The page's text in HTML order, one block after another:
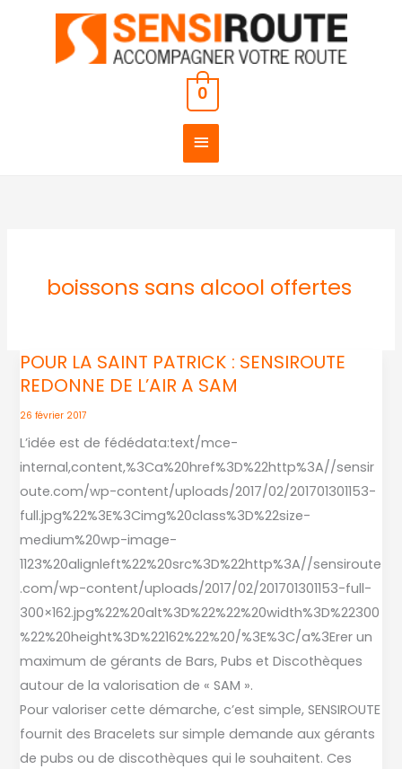
MENU
PRINCIPAL
0
boissons sans alcool offertes
POUR LA SAINT PATRICK : SENSIROUTE
REDONNE DE L’AIR A SAM
26 février 2017
L’idée est de fédédata:text/mce-
internal,content,%3Ca%20href%3D%22http%3A//sensir
oute.com/wp-content/uploads/2017/02/201701301153-
full.jpg%22%3E%3Cimg%20class%3D%22size-
medium%20wp-image-
1123%20alignleft%22%20src%3D%22http%3A//sensiroute
.com/wp-content/uploads/2017/02/201701301153-full-
300×162.jpg%22%20alt%3D%22%22%20width%3D%22300
%22%20height%3D%22162%22%20/%3E%3C/a%3Erer un
maximum de gérants de Bars, Pubs et Discothèques
autour de la valorisation de « SAM ».
Pour valoriser cette démarche, c’est simple, SENSIROUTE
fournit des Bracelets sur simple demande aux gérants
de pubs ou de discothèques qui le souhaitent. Ces
POUR
LA
SAINT
PATRICK
:
SENSIROUTE
REDONNE
L’AIR
SAM